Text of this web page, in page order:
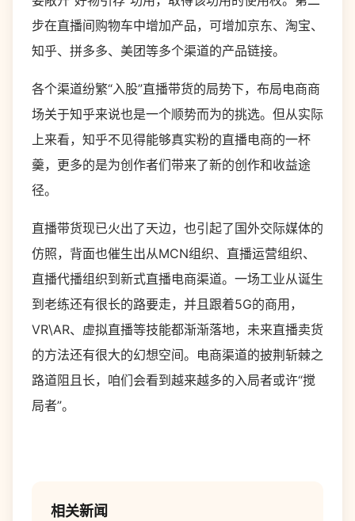
步在直播间购物车中增加产品，可增加京东、淘宝、
知乎、拼多多、美团等多个渠道的产品链接。
各个渠道纷繁“入股”直播带货的局势下，布局电商商
场关于知乎来说也是一个顺势而为的挑选。但从实际
上来看，知乎不见得能够真实粉的直播电商的一杯
羹，更多的是为创作者们带来了新的创作和收益途
径。
直播带货现已火出了天边，也引起了国外交际媒体的
仿照，背面也催生出从MCN组织、直播运营组织、
直播代播组织到新式直播电商渠道。一场工业从诞生
到老练还有很长的路要走，并且跟着5G的商用，
VR\AR、虚拟直播等技能都渐渐落地，未来直播卖货
的方法还有很大的幻想空间。电商渠道的披荆斩棘之
路道阻且长，咱们会看到越来越多的入局者或许“搅
局者”。
相关新闻